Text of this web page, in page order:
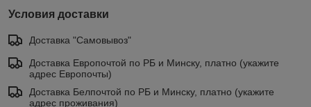
Условия доставки
Доставка "Самовывоз"
Доставка Европочтой по РБ и Минску, платно (укажите
адрес Европочты)
Доставка Белпочтой по РБ и Минску, платно (укажите
адрес проживания)